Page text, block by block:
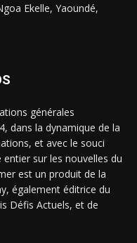
Ekelle, Yaoundé,
générales
dans la dynamique de la
et avec le souci
sur les nouvelles du
est un produit de la
également éditrice du
Défis Actuels, et de